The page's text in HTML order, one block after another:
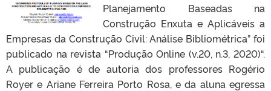
Planejamento Baseadas na
Construção Enxuta e Aplicáveis a
Empresas da Construção Civil: Análise Bibliométrica” foi
publicado na revista “Produção Online (v.20, n.3, 2020)“.
A publicação é de autoria dos professores Rogério
Royer e Ariane Ferreira Porto Rosa, e da aluna egressa